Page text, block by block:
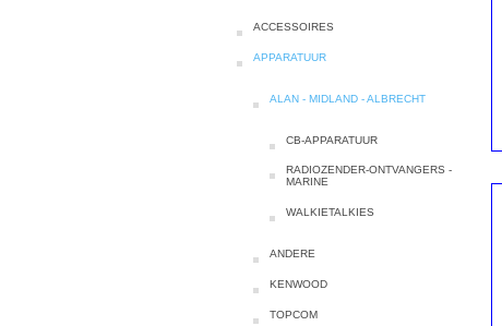
ACCESSOIRES
APPARATUUR
ALAN - MIDLAND - ALBRECHT
CB-APPARATUUR
RADIOZENDER-ONTVANGERS -
MARINE
WALKIETALKIES
ANDERE
KENWOOD
TOPCOM